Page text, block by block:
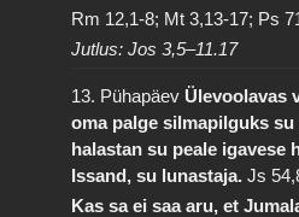
Rm 12,1-8; Mt 3,13-17; Ps
Jutlus: Jos 3,5–11.17
13. Pühapäev Ülevoolavas
oma palge silmapilguks su
halastan su peale igavese
Issand, su lunastaja.Js
Kas sa ei saa aru, et